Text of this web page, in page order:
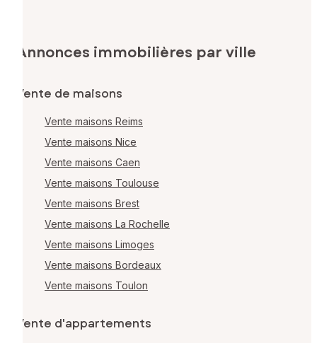
Annonces immobilières par ville
Vente de maisons
Vente maisons Reims
Vente maisons Nice
Vente maisons Caen
Vente maisons Toulouse
Vente maisons Brest
Vente maisons La Rochelle
Vente maisons Limoges
Vente maisons Bordeaux
Vente maisons Toulon
Vente d'appartements